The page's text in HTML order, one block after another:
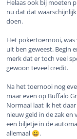
Helaas ook bij moeten
nu dat dat
doen.
Het pokertoernooi, was
uit ben geweest. Begin
merk dat er toch veel
gewoon teveel credit.
Na het toernooi nog
maar even op Buffalo
Normaal laat ik het
nieuw geld in de zak
een biljetje in de
allemaal 😀.